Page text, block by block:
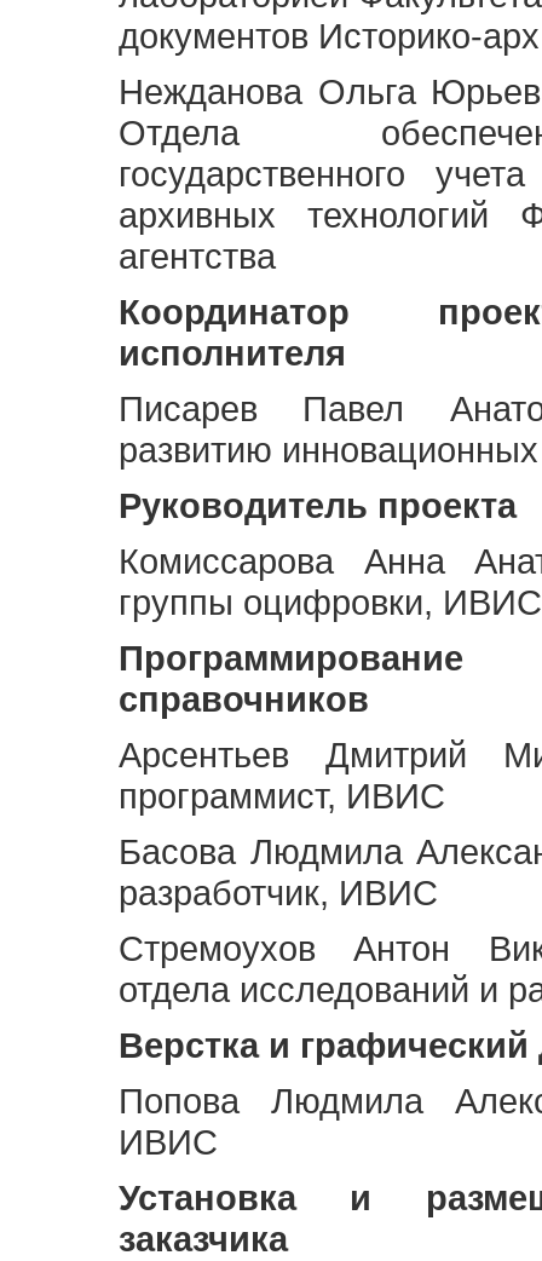
документов Историко-
Нежданова Ольга
Отдела
государственного
архивных технологий
агентства
Координатор
исполнителя
Писарев Павел
развитию
Руководитель проекта
Комиссарова Анна
группы оцифровки, ИВИС
Программирование
справочников
Арсентьев Дмитрий
программист, ИВИС
Басова Людмила
разработчик, ИВИС
Стремоухов Антон
отдела исследований и
Верстка и графический
Попова Людмила
ИВИС
Установка и
заказчика